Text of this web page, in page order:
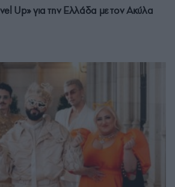
Up» για την Ελλάδα με τον Ακύλα